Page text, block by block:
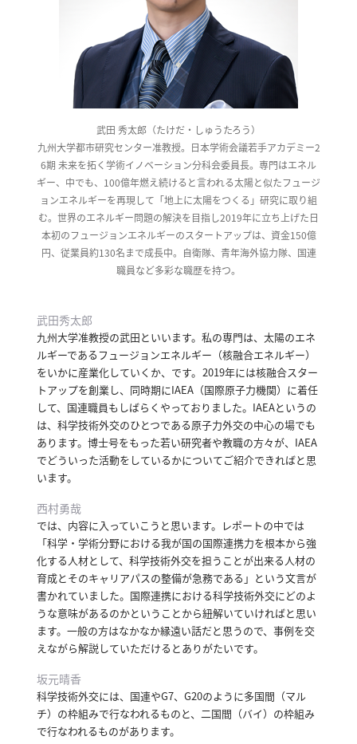
利
特
商
取
引
法
に
基
表
示
問
い
合
わ
せ
武田 秀太郎（たけだ・しゅうたろう）
九州大学都市研究センター准教授。日本学術会議若手アカデミー2
6期 未来を拓く学術イノベーション分科会委員長。専門はエネル
ギー、中でも、100億年燃え続けると言われる太陽と似たフュージ
ョンエネルギーを再現して「地上に太陽をつくる」研究に取り組
む。世界のエネルギー問題の解決を目指し2019年に立ち上げた日
本初のフュージョンエネルギーのスタートアップは、資金150億
円、従業員約130名まで成長中。自衛隊、青年海外協力隊、国連
職員など多彩な職歴を持つ。
武田秀太郎
九州大学准教授の武田といいます。 私の専門は、太陽のエネ
ルギーであるフュージョンエネルギー（核融合エネルギー）
をいかに産業化していくか、です。 2019年には核融合スター
トアップを創業し、同時期にIAEA（国際原子力機関）に着任
して、国連職員もしばらくやっておりました。 IAEAというの
は、科学技術外交のひとつである原子力外交の中心の場でも
あります。 博士号をもった若い研究者や教職の方々が、IAEA
でどういった活動をしているかについてご紹介できればと思
います。
西村勇哉
では、内容に入っていこうと思います。 レポートの中では
「科学・学術分野における我が国の国際連携力を根本から強
化する人材として、科学技術外交を担うことが出来る人材の
育成とそのキャリアパスの整備が急務である」という文言が
書かれていました。 国際連携における科学技術外交にどのよ
うな意味があるのかということから紐解いていければと思い
ます。 一般の方はなかなか縁遠い話だと思うので、事例を交
えながら解説していただけるとありがたいです。
坂元晴香
科学技術外交には、国連やG7、G20のように多国間（マル
チ）の枠組みで行なわれるものと、二国間（バイ）の枠組み
で行なわれるものがあります。